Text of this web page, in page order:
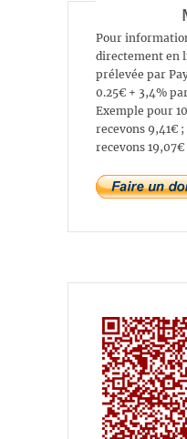
Pour
directement en
prélevée par
0.25€ + 3,4%
Exemple pour
recevons 9,41€
recevons 19,07€